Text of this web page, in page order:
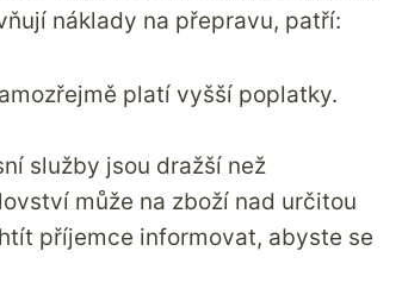
náklady na přepravu, patří:
platí vyšší poplatky.
služby jsou dražší než
může na zboží nad určitou
příjemce informovat, abyste se